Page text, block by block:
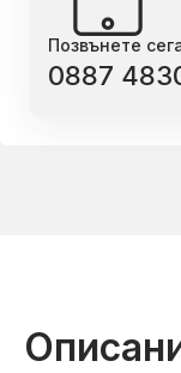
Позвънете
0887